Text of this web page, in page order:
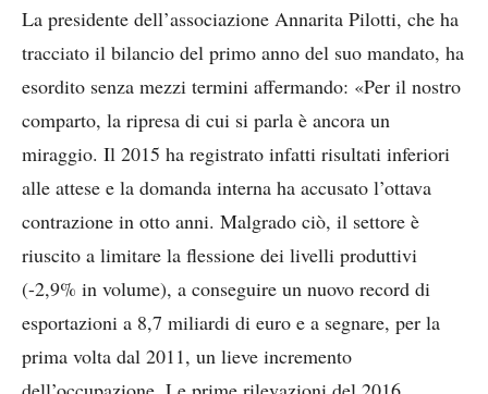
La presidente dell’associazione Annarita Pilotti, che ha
tracciato il bilancio del primo anno del suo mandato, ha
esordito senza mezzi termini affermando: «Per il nostro
comparto, la ripresa di cui si parla è ancora un
miraggio. Il 2015 ha registrato infatti risultati inferiori
alle attese e la domanda interna ha accusato l’ottava
contrazione in otto anni. Malgrado ciò, il settore è
riuscito a limitare la flessione dei livelli produttivi
(-2,9% in volume), a conseguire un nuovo record di
esportazioni a 8,7 miliardi di euro e a segnare, per la
prima volta dal 2011, un lieve incremento